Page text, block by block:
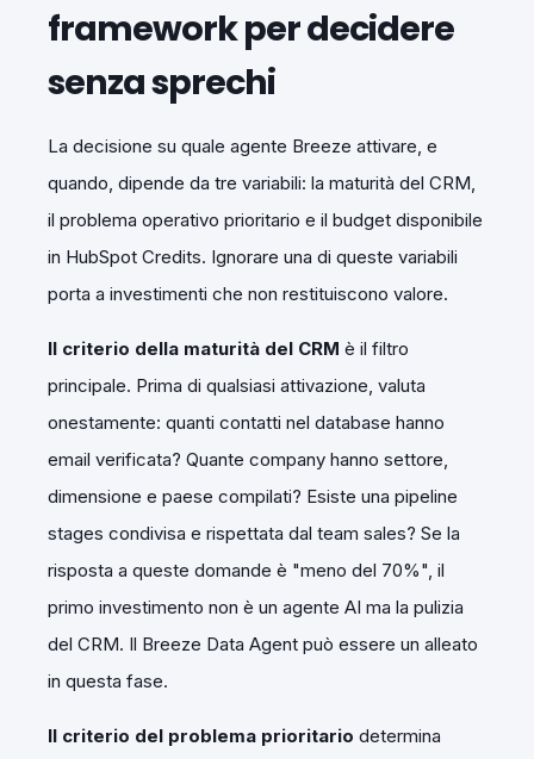
framework per decidere
senza sprechi
La decisione su quale agente Breeze attivare, e
quando, dipende da tre variabili: la maturità del CRM,
il problema operativo prioritario e il budget disponibile
in HubSpot Credits. Ignorare una di queste variabili
porta a investimenti che non restituiscono valore.
Il criterio della maturità del CRM è il filtro
principale. Prima di qualsiasi attivazione, valuta
onestamente: quanti contatti nel database hanno
email verificata? Quante company hanno settore,
dimensione e paese compilati? Esiste una pipeline
stages condivisa e rispettata dal team sales? Se la
risposta a queste domande è "meno del 70%", il
primo investimento non è un agente AI ma la pulizia
del CRM. Il Breeze Data Agent può essere un alleato
in questa fase.
Il criterio del problema prioritario determina